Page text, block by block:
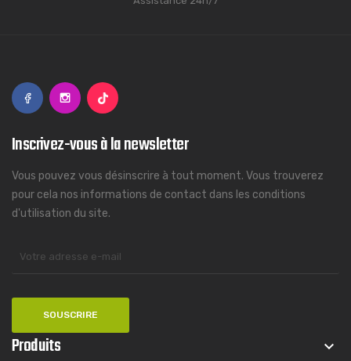
Inscrivez-vous à la newsletter
Vous pouvez vous désinscrire à tout moment. Vous trouverez
pour cela nos informations de contact dans les conditions
d'utilisation du site.
Produits keyboard_arrow_down